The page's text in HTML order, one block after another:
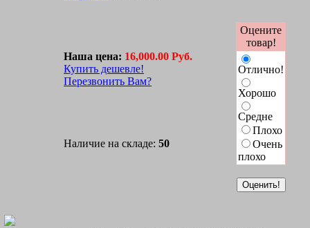
Наша цена: 16,000.00 Руб.
Купить дешевле!
Перезвонить Вам?
Оцените
товар!
Отлично!
Хорошо
Средне
Плохо
Очень
плохо
Наличие на складе: 50